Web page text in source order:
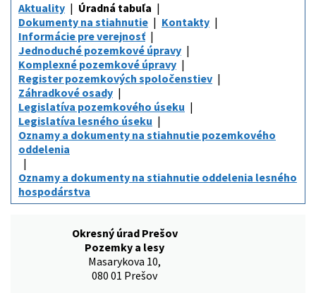
Aktuality
Úradná tabuľa
Dokumenty na stiahnutie
Kontakty
Informácie pre verejnosť
Jednoduché pozemkové úpravy
Komplexné pozemkové úpravy
Register pozemkových spoločenstiev
Záhradkové osady
Legislatíva pozemkového úseku
Legislatíva lesného úseku
Oznamy a dokumenty na stiahnutie pozemkového
oddelenia
Oznamy a dokumenty na stiahnutie oddelenia lesného
hospodárstva
Okresný úrad Prešov
Pozemky a lesy
Masarykova 10,
080 01 Prešov